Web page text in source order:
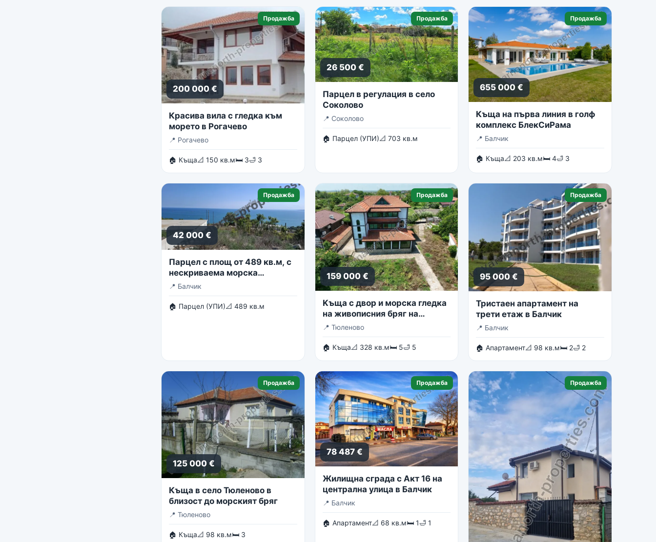
Продажба
200 000 €
Красива вила с гледка към
морето в Рогачево
📍 Рогачево
🏠 Къща📐 150 кв.м🛏 3🛁 3
Продажба
26 500 €
Парцел в регулация в село
Соколово
📍 Соколово
🏠 Парцел (УПИ)📐 703 кв.м
Продажба
655 000 €
Къща на първа линия в голф
комплекс БлекСиРама
📍 Балчик
🏠 Къща📐 203 кв.м🛏 4🛁 3
Продажба
42 000 €
Парцел с площ от 489 кв.м, с
нескриваема морска
панорама
📍 Балчик
🏠 Парцел (УПИ)📐 489 кв.м
Продажба
159 000 €
Kъща с двор и морска гледка
на живописния бряг на
Тюленово
📍 Тюленово
🏠 Къща📐 328 кв.м🛏 5🛁 5
Продажба
95 000 €
Тристаен апартамент на
трети етаж в Балчик
📍 Балчик
🏠 Апартамент📐 98 кв.м🛏 2🛁 2
Продажба
125 000 €
Къща в село Тюленово в
близост до морският бряг
📍 Тюленово
🏠 Къща📐 98 кв.м🛏 3
Продажба
78 487 €
Жилищна сграда с Акт 16 на
централна улица в Балчик
📍 Балчик
🏠 Апартамент📐 68 кв.м🛏 1🛁 1
Продажба